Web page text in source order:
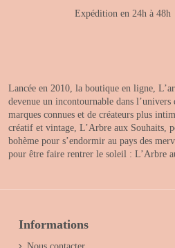
Expédition en 24h à 48h
Lancée en 2010, la boutique en ligne,
devenue un incontournable dans
marques connues et de créateurs plus
créatif et vintage, L’Arbre aux Souhaits,
bohème pour s’endormir au pays des
pour être faire rentrer le soleil : L’Arbre
Informations